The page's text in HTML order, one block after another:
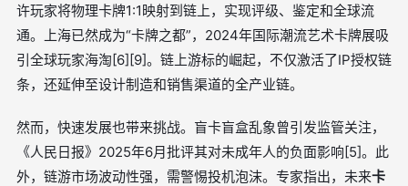
许玩家将物理卡牌1:1映射到链上，实现评级、鉴定和全球流
通。上海已然成为“卡牌之都”，2024年国际潮流艺术卡牌展吸
引全球玩家海淘[6][9]。链上游标的崛起，不仅激活了IP授权链
条，还延伸至设计制造和销售渠道的全产业链。
然而，快速发展也带来挑战。盲卡盲盒乱象曾引发监管关注，
《人民日报》2025年6月批评其对未成年人的负面影响[5]。此
外，链游市场波动性强，需警惕投机泡沫。专家指出，未来卡